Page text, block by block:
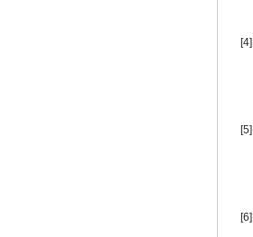
[4]
[5]
[6]